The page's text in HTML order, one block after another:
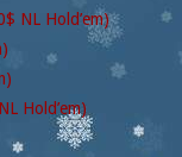
NL Hold’em)
Hold’em)